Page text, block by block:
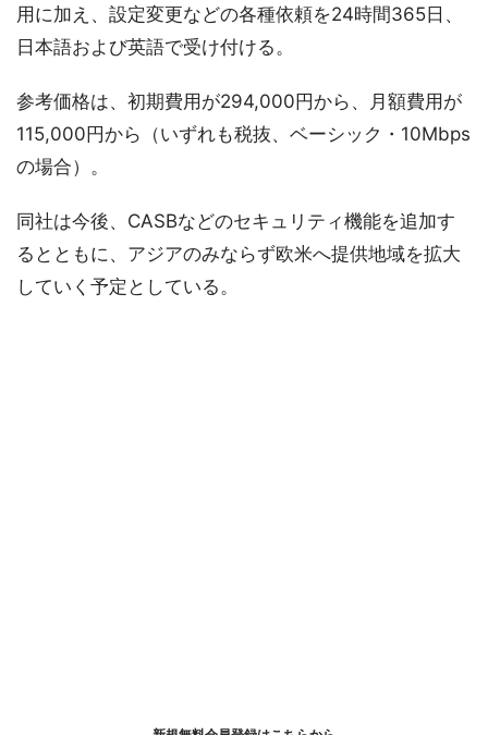
用に加え、設定変更などの各種依頼を24時間365日、
日本語および英語で受け付ける。
参考価格は、初期費用が294,000円から、月額費用が
115,000円から（いずれも税抜、ベーシック・10Mbps
の場合）。
同社は今後、CASBなどのセキュリティ機能を追加す
るとともに、アジアのみならず欧米へ提供地域を拡大
していく予定としている。